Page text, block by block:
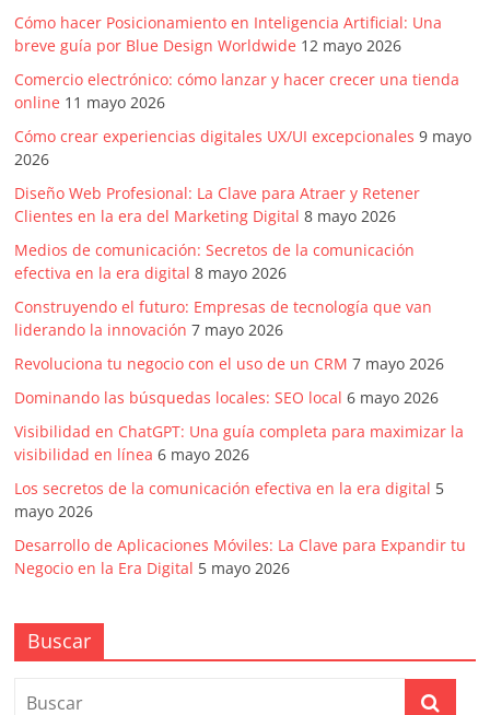
Cómo hacer Posicionamiento en Inteligencia Artificial: Una
breve guía por Blue Design Worldwide 12 mayo 2026
Comercio electrónico: cómo lanzar y hacer crecer una tienda
online 11 mayo 2026
Cómo crear experiencias digitales UX/UI excepcionales 9 mayo
2026
Diseño Web Profesional: La Clave para Atraer y Retener
Clientes en la era del Marketing Digital 8 mayo 2026
Medios de comunicación: Secretos de la comunicación
efectiva en la era digital 8 mayo 2026
Construyendo el futuro: Empresas de tecnología que van
liderando la innovación 7 mayo 2026
Revoluciona tu negocio con el uso de un CRM 7 mayo 2026
Dominando las búsquedas locales: SEO local 6 mayo 2026
Visibilidad en ChatGPT: Una guía completa para maximizar la
visibilidad en línea 6 mayo 2026
Los secretos de la comunicación efectiva en la era digital 5
mayo 2026
Desarrollo de Aplicaciones Móviles: La Clave para Expandir tu
Negocio en la Era Digital 5 mayo 2026
Buscar